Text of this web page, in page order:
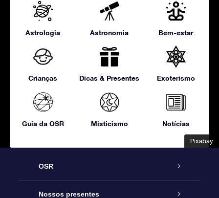
Pixabay
Pixabay
Astrologia Astronomia Bem-estar
Crianças Dicas & Presentes Exoterismo
Guia da OSR Misticismo Notícias
OSR
Serviço
Nossos presentes